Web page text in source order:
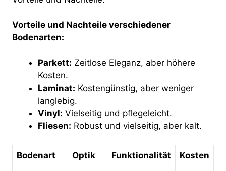
Vorteile und Nachteile verschiedener
Bodenarten:
Parkett: Zeitlose Eleganz, aber höhere
Kosten.
Laminat: Kostengünstig, aber weniger
langlebig.
Vinyl: Vielseitig und pflegeleicht.
Fliesen: Robust und vielseitig, aber kalt.
Bodenart Optik Funktionalität Kosten